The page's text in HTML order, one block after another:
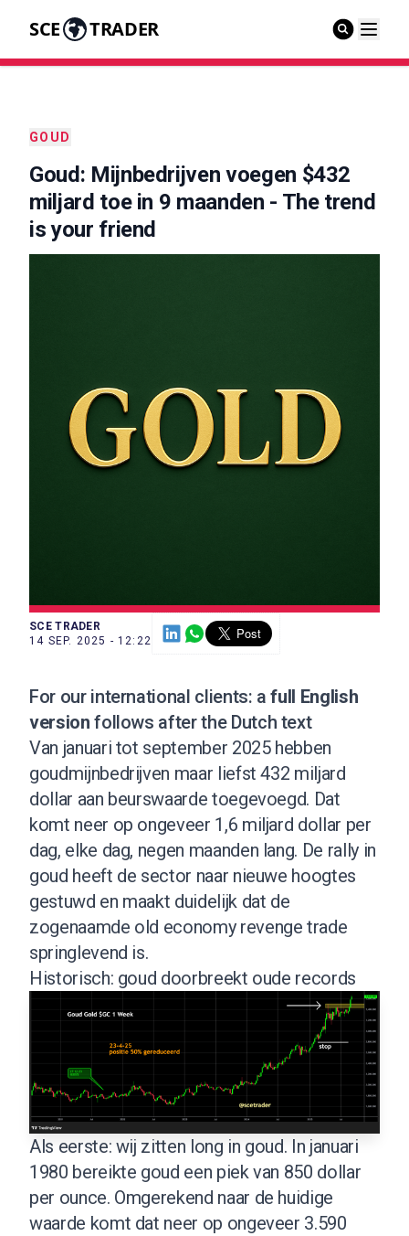
SCE TRADER
GOUD
Goud: Mijnbedrijven voegen $432
miljard toe in 9 maanden - The trend
is your friend
SCE TRADER
14 SEP. 2025 - 12:22
For our international clients: afull English
version follows after the Dutch text
Van januari tot september 2025 hebben
goudmijnbedrijven maar liefst 432 miljard
dollar aan beurswaarde toegevoegd. Dat
komt neer op ongeveer 1,6 miljard dollar per
dag, elke dag, negen maanden lang. De rally in
goud heeft de sector naar nieuwe hoogtes
gestuwd en maakt duidelijk dat de
zogenaamde old economy revenge trade
springlevend is.
Historisch: goud doorbreekt oude records
Als eerste: wij zitten long in goud. In januari
1980 bereikte goud een piek van 850 dollar
per ounce. Omgerekend naar de huidige
waarde komt dat neer op ongeveer 3.590